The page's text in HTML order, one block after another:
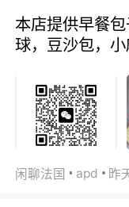
本店提供早餐
球，豆沙包，
闲聊法国 apd 昨